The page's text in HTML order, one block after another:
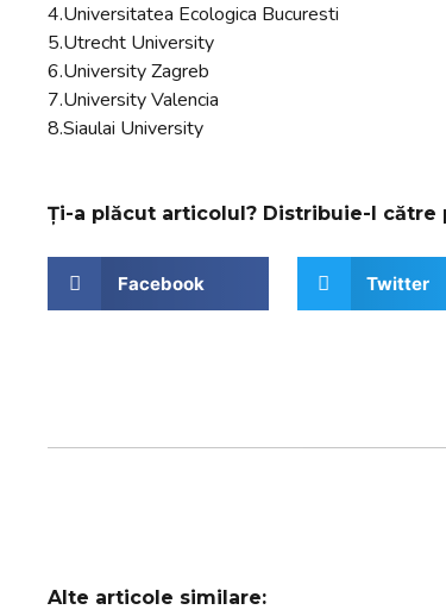
4.Universitatea Ecologica Bucuresti
5.Utrecht University
6.University Zagreb
7.University Valencia
8.Siaulai University
Ți-a plăcut articolul? Distribuie-l către
Facebook Twitter
Alte articole similare: